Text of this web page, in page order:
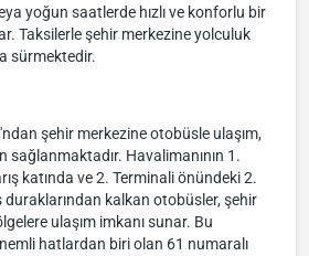
yoğun saatlerde hızlı ve konforlu bir
Taksilerle şehir merkezine yolculuk
sürmektedir.
şehir merkezine otobüsle ulaşım,
Havalimanının 1.
katında ve 2. Terminali önündeki 2.
kalkan otobüsler, şehir
ulaşım imkanı sunar. Bu
hatlardan biri olan 61 numaralı